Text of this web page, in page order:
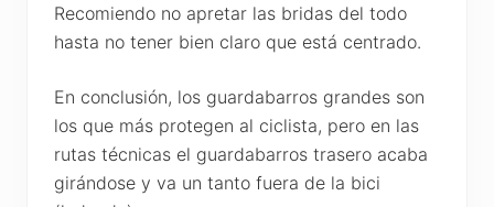
Recomiendo no apretar las bridas del todo
hasta no tener bien claro que está centrado.
En conclusión, los guardabarros grandes son
los que más protegen al ciclista, pero en las
rutas técnicas el guardabarros trasero acaba
girándose y va un tanto fuera de la bici